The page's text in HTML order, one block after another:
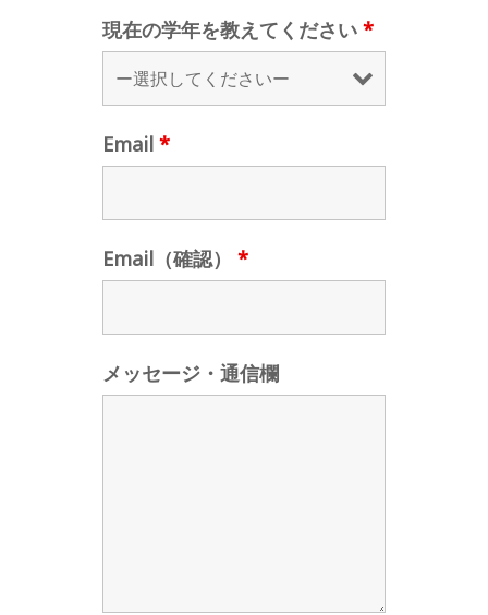
現在の学年を教えてください *
Email *
Email（確認） *
メッセージ・通信欄